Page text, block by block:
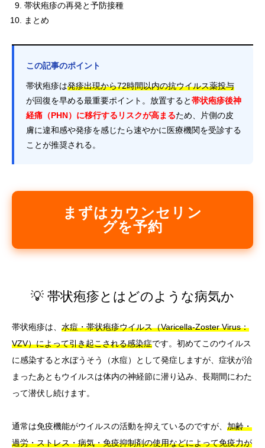
帯状疱疹の再発と予防接種
まとめ
この記事のポイント
帯状疱疹は発疹出現から72時間以内の抗ウイルス薬投与
が回復を早める最重要ポイント。放置すると帯状疱疹後神
経痛（PHN）に移行するリスクが高まるため、片側の皮
膚に違和感や発疹を感じたら速やかに医療機関を受診する
ことが推奨される。
まずはカウンセリン
グを予約
💡 帯状疱疹とはどのような病気か
帯状疱疹は、 水痘・帯状疱疹ウイルス（Varicella-Zoster Virus：
VZV）によって引き起こされる感染症です。初めてこのウイルス
に感染すると水ぼうそう（水痘）として発症しますが、症状が治
まったあともウイルスは体内の神経節に潜り込み、長期間にわた
って潜伏し続けます。
通常は免疫機能がウイルスの活動を抑えているのですが、 加齢・
過労・ストレス・病気・免疫抑制剤の使用などによって免疫力が